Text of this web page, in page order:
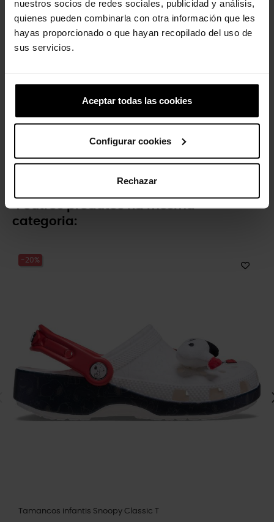
nuestros socios de redes sociales, publicidad y análisis,
quienes pueden combinarla con otra información que les
hayas proporcionado o que hayan recopilado del uso de
sus servicios.
Aceptar todas las cookies
Configurar cookies
Rechazar
-20%
Getaway Triangle Flip W
-20%
Pokémon Ander
4 outros produtos na mesma
categoria:
-20%
Tamancos infantis Snoopy Classic T